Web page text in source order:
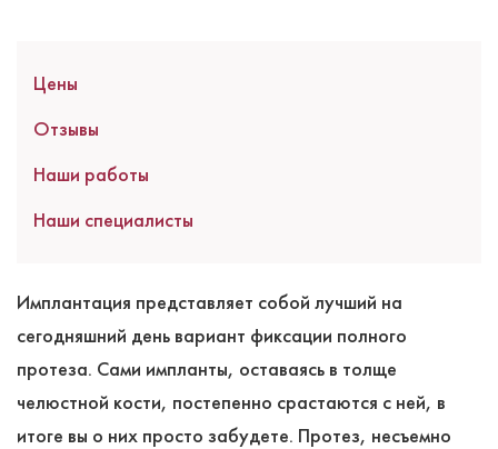
Цены
Отзывы
Наши работы
Наши специалисты
Имплантация представляет собой лучший на
сегодняшний день вариант фиксации полного
протеза. Сами импланты, оставаясь в толще
челюстной кости, постепенно срастаются с ней, в
итоге вы о них просто забудете. Протез, несъемно